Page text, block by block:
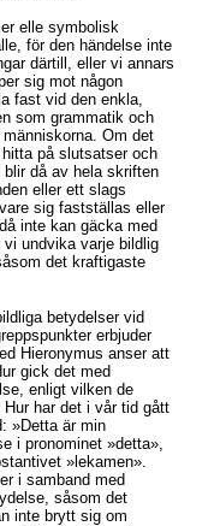
elle symbolisk
för den händelse inte
därtill, eller vi annars
sig mot någon
fast vid den enkla,
som grammatik och
Om det
på slutsatser och
då av hela skriften
eller ett slags
sig fastställas eller
inte kan gäcka med
undvika varje bildlig
det kraftigaste
betydelser vid
erbjuder
Hieronymus anser att
gick det med
enligt vilken de
har det i vår tid gått
»Detta är min
i pronominet »detta»,
»lekamen».
i samband med
såsom det
inte brytt sig om